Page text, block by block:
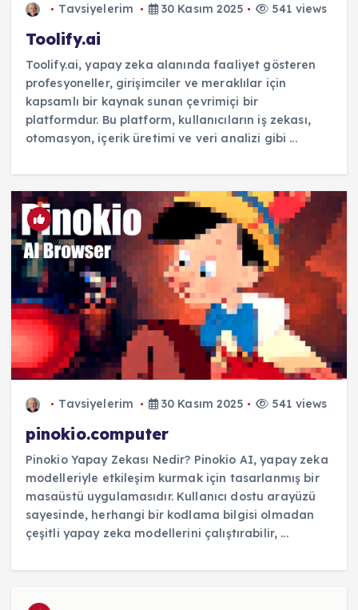
Tavsiyelerim 30 Kasım 2025 541 views
Toolify.ai
Toolify.ai, yapay zeka alanında faaliyet gösteren
profesyoneller, girişimciler ve meraklılar için
kapsamlı bir kaynak sunan çevrimiçi bir
platformdur. Bu platform, kullanıcıların iş zekası,
otomasyon, içerik üretimi ve veri analizi gibi ...
Tavsiyelerim 30 Kasım 2025 541 views
pinokio.computer
Pinokio Yapay Zekası Nedir? Pinokio AI, yapay zeka
modelleriyle etkileşim kurmak için tasarlanmış bir
masaüstü uygulamasıdır. Kullanıcı dostu arayüzü
sayesinde, herhangi bir kodlama bilgisi olmadan
çeşitli yapay zeka modellerini çalıştırabilir, ...